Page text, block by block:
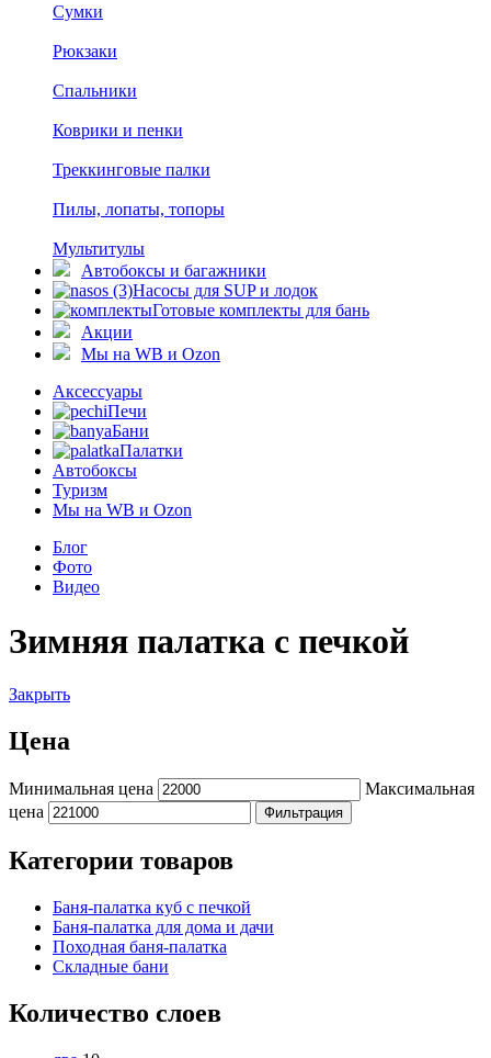
Сумки
Рюкзаки
Спальники
Коврики и пенки
Треккинговые палки
Пилы, лопаты, топоры
Мультитулы
Автобоксы и багажники
Насосы для SUP и лодок
Готовые комплекты для бань
Акции
Мы на WB и Ozon
Аксессуары
Печи
Бани
Палатки
Автобоксы
Туризм
Мы на WB и Ozon
Блог
Фото
Видео
Зимняя палатка с печкой
Закрыть
Цена
Минимальная цена
Максимальная
цена
Фильтрация
Категории товаров
Баня-палатка куб с печкой
Баня-палатка для дома и дачи
Походная баня-палатка
Складные бани
Количество слоев